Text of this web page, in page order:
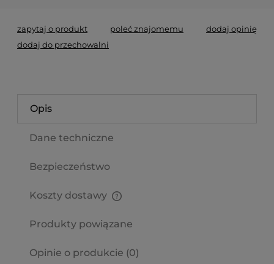
zapytaj o produkt poleć znajomemu
dodaj opinię
dodaj do przechowalni
Opis
Dane techniczne
Bezpieczeństwo
Koszty dostawy
Produkty powiązane
Opinie o produkcie (0)